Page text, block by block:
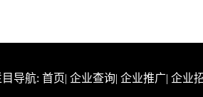
导航: 首页| 企业查询| 企业推广| 企业